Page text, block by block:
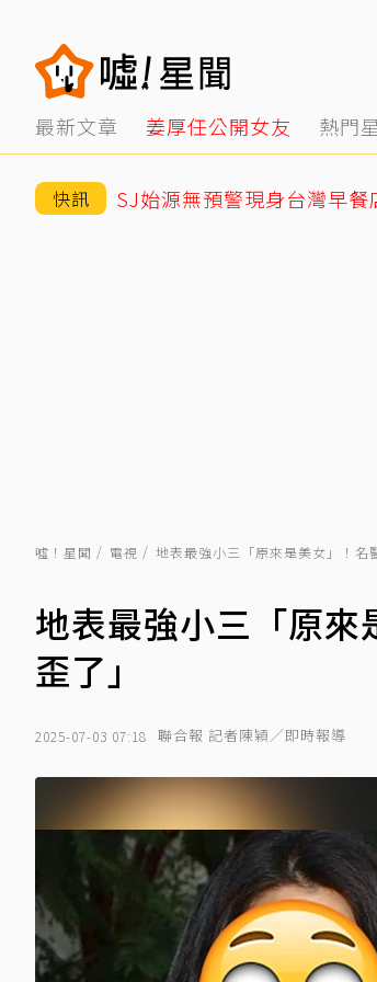
最新文章 姜厚任公開女友 熱門
快訊
噓！星聞 電視 地表最強小三「原來是美女」！名
地表最強小三「原
歪了」
2025-07-03 07:18 聯合報 記者陳穎／即時報導